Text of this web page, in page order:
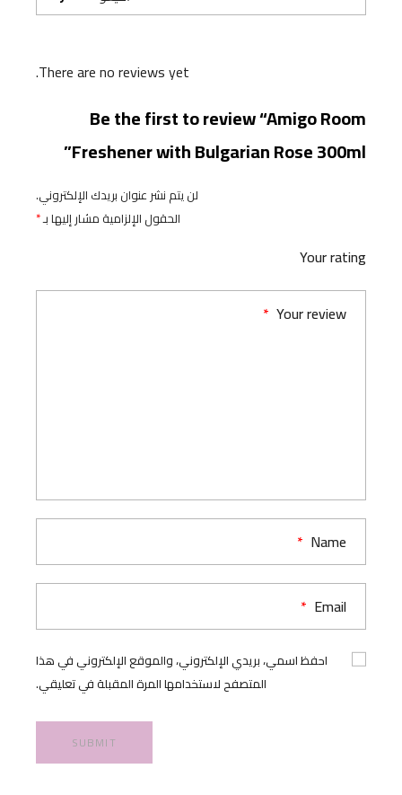
There are no reviews yet.
Be the first to review “Amigo Room
Freshener with Bulgarian Rose 300ml”
لن يتم نشر عنوان بريدك الإلكتروني.
الحقول الإلزامية مشار إليها بـ*
Your rating
Your review
*
Name
*
Email
*
احفظ اسمي، بريدي الإلكتروني، والموقع الإلكتروني في هذا
المتصفح لاستخدامها المرة المقبلة في تعليقي.